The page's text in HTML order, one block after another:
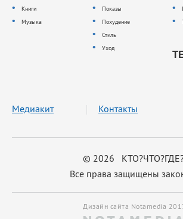
Книги
Музыка
Показы
Похудение
Стиль
Уход
© 2026
Все права защищены
Медиакит Контакты
Дизайн сайта Notamedia